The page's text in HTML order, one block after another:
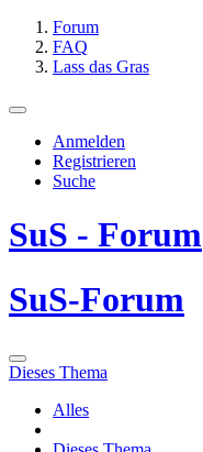
Forum
FAQ
Lass das Gras
Anmelden
Registrieren
Suche
SuS - Forum
SuS-Forum
Dieses Thema
Alles